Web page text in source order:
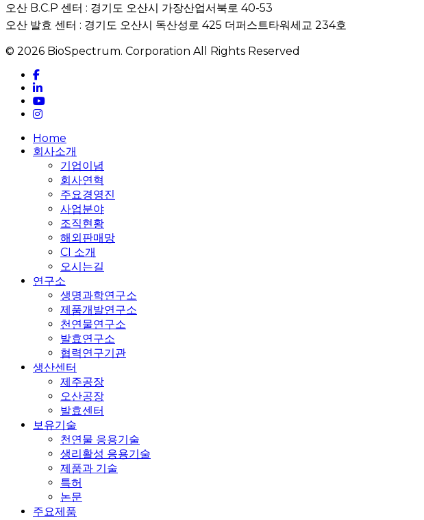
오산 B.C.P 센터 : 경기도 오산시 가장산업서북로 40-53
오산 발효 센터 : 경기도 오산시 독산성로 425 더퍼스트타워세교 234호
© 2026 BioSpectrum. Corporation All Rights Reserved
facebook
linkedin
youtube
instagram
Close
Menu
Home
회사소개
기업이념
회사연혁
주요경영진
사업분야
조직현황
해외판매망
CI 소개
오시는길
연구소
생명과학연구소
제품개발연구소
천연물연구소
발효연구소
협력연구기관
생산센터
제주공장
오산공장
발효센터
보유기술
천연물 응용기술
생리활성 응용기술
제품과 기술
특허
논문
주요제품